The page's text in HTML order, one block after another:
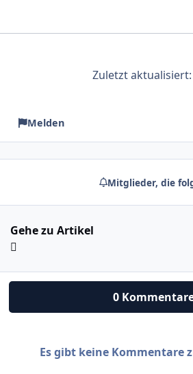
Zuletzt aktualisiert:
Melden
Mitglieder, die
Gehe zu Artikel
0
Es gibt keine Kommentare